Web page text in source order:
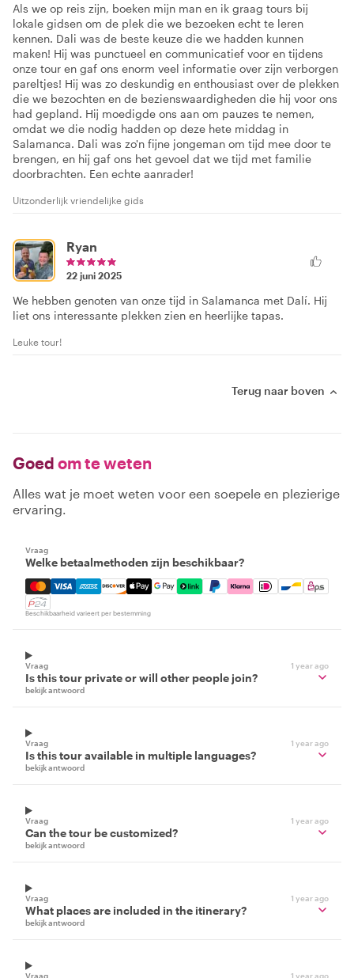
Als we op reis zijn, boeken mijn man en ik graag tours bij
lokale gidsen om de plek die we bezoeken echt te leren
kennen. Dali was de beste keuze die we hadden kunnen
maken! Hij was punctueel en communicatief voor en tijdens
onze tour en gaf ons enorm veel informatie over zijn verborgen
pareltjes! Hij was zo deskundig en enthousiast over de plekken
die we bezochten en de bezienswaardigheden die hij voor ons
had gepland. Hij moedigde ons aan om pauzes te nemen,
omdat we die nodig hadden op deze hete middag in
Salamanca. Dali was zo'n fijne jongeman om tijd mee door te
brengen, en hij gaf ons het gevoel dat we tijd met familie
doorbrachten. Een echte aanrader!
Uitzonderlijk vriendelijke gids
Ryan
22 juni 2025
We hebben genoten van onze tijd in Salamanca met Dalí. Hij
liet ons interessante plekken zien en heerlijke tapas.
Leuke tour!
Terug naar boven
Goed om te weten
Alles wat je moet weten voor een soepele en plezierige
ervaring.
Vraag
Welke betaalmethoden zijn beschikbaar?
Mastercard, Visa, Amex, Discover, Apple Pay, Google
Beschikbaarheid varieert per bestemming
Vraag 1 year ago
Is this tour private or will other people join?
bekijk antwoord
Vraag 1 year ago
Is this tour available in multiple languages?
bekijk antwoord
Vraag 1 year ago
Can the tour be customized?
bekijk antwoord
Vraag 1 year ago
What places are included in the itinerary?
bekijk antwoord
Vraag 1 year ago